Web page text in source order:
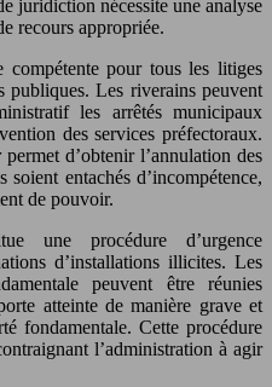
juridiction nécessite une analyse
recours appropriée.
pour tous les litiges
publiques. Les riverains peuvent
les arrêtés municipaux
des services préfectoraux.
permet d’obtenir l’annulation des
entachés d’incompétence,
de pouvoir.
une procédure d’urgence
d’installations illicites. Les
peuvent être réunies
atteinte de manière grave et
fondamentale. Cette procédure
l’administration à agir